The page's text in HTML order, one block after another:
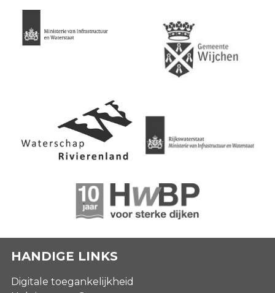
HANDIGE LINKS
Digitale toegankelijkheid